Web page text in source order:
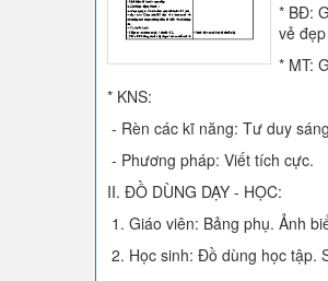
* BĐ:
vẻ
* MT:
* KNS:
- Rèn các kĩ năng: Tư duy
- Phương pháp: Viết tích cực.
II. ĐỒ DÙNG DẠY - HỌC:
1. Giáo viên: Bảng phụ. Ảnh
2. Học sinh: Đồ dùng học tập.